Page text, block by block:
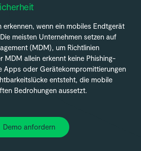
erkennen, wenn ein mobiles Endtgerät
meisten Unternehmen setzen auf
(MDM), um Richtlinien
MDM allein erkennt keine Phishing-
Apps oder Gerätekompromittierungen
entsteht, die mobile
Bedrohungen aussetzt.
Demo anfordern